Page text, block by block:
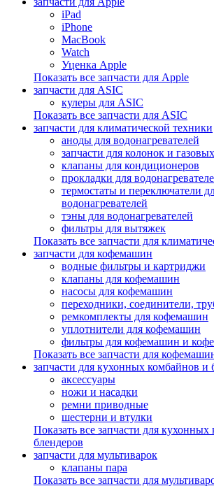
iPad
iPhone
MacBook
Watch
Уценка Apple
Показать все запчасти для Apple
запчасти для ASIC
кулеры для ASIC
Показать все запчасти для ASIC
запчасти для климатической техники
аноды для водонагревателей
запчасти для колонок и
клапаны для кондиционеров
прокладки для
термостаты и переключатели
водонагревателей
тэны для водонагревателей
фильтры для вытяжек
Показать все запчасти для
запчасти для кофемашин
водные фильтры и картриджи
клапаны для кофемашин
насосы для кофемашин
переходники, соединители,
ремкомплекты для кофемашин
уплотнители для кофемашин
фильтры для кофемашин и
Показать все запчасти для
запчасти для кухонных комбайнов и
аксессуары
ножи и насадки
ремни приводные
шестерни и втулки
Показать все запчасти для
блендеров
запчасти для мультиварок
клапаны пара
Показать все запчасти для